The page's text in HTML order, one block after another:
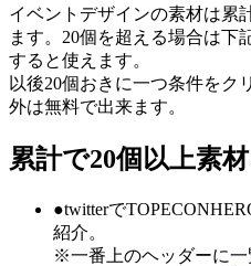
イベントデザインの素材は累
ます。20個を超える場合は下
すると使えます。
以後20個おきに一つ条件をク
外は無料で出来ます。
累計で20個以上素
●twitterで
紹介。
※一番上のヘッダーに一